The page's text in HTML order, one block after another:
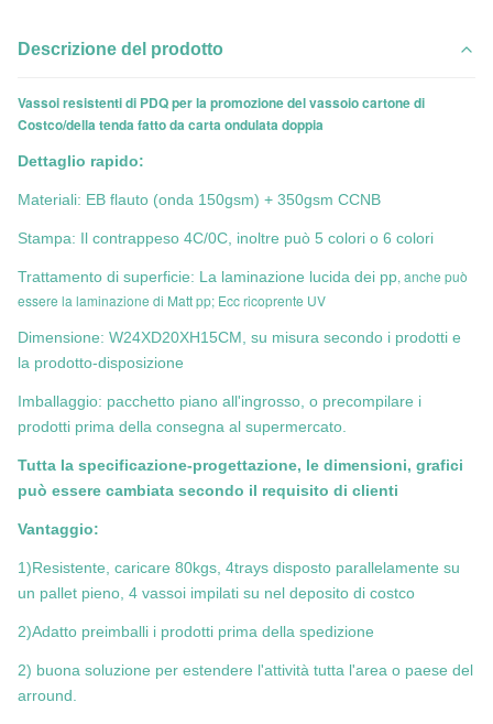
Descrizione del prodotto
Vassoi resistenti di PDQ per la promozione del vassoio cartone di
Costco/della tenda fatto da carta ondulata doppia
Dettaglio rapido:
Materiali: EB flauto (onda 150gsm) + 350gsm CCNB
Stampa: Il contrappeso 4C/0C, inoltre può 5 colori o 6 colori
Trattamento di superficie: La laminazione lucida dei pp, anche può
essere la laminazione di Matt pp; Ecc ricoprente UV
Dimensione: W24XD20XH15CM, su misura secondo i prodotti e
la prodotto-disposizione
Imballaggio: pacchetto piano all'ingrosso, o precompilare i
prodotti prima della consegna al supermercato.
Tutta la specificazione-progettazione, le dimensioni, grafici
può essere cambiata secondo il requisito di clienti
Vantaggio:
1)Resistente, caricare 80kgs, 4trays disposto parallelamente su
un pallet pieno, 4 vassoi impilati su nel deposito di costco
2)Adatto preimballi i prodotti prima della spedizione
2) buona soluzione per estendere l'attività tutta l'area o paese del
arround.